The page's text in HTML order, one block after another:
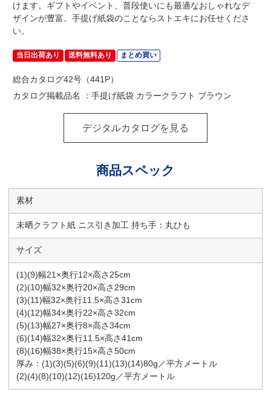
けます。ギフトやイベント、普段使いにも最適なおしゃれなデ
ザインが豊富。手提げ紙袋のことならストエキにお任せくださ
い。
当日出荷あり 送料無料あり まとめ買い
総合カタログ42号（441P）
カタログ掲載品名 ：手提げ紙袋 カラークラフト ブラウン
デジタルカタログを見る
商品スペック
素材
未晒クラフト紙 ニス引き加工 持ち手：丸ひも
サイズ
(1)(9)幅21×奥行12×高さ25cm
(2)(10)幅32×奥行20×高さ29cm
(3)(11)幅32×奥行11.5×高さ31cm
(4)(12)幅34×奥行22×高さ32cm
(5)(13)幅27×奥行8×高さ34cm
(6)(14)幅32×奥行11.5×高さ41cm
(8)(16)幅38×奥行15×高さ50cm
厚み：(1)(3)(5)(6)(9)(11)(13)(14)80g／平方メートル
(2)(4)(8)(10)(12)(16)120g／平方メートル